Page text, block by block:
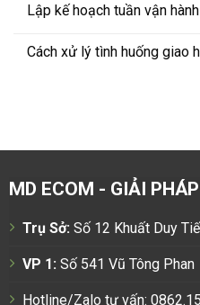
Lập kế hoạch tuần vận
Cách xử lý tình huống giao
MD ECOM - GIẢI
Trụ Sở: Số 12 Khuất Duy
VP 1: Số 541 Vũ Tông Phan
Hotline/Zalo tư vấn: